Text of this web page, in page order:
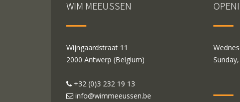
WIM MEEUSSEN
Wijngaardstraat 11
2000 Antwerp (Belgium)
+32 (0)3 232 19 13
info@wimmeeussen.be